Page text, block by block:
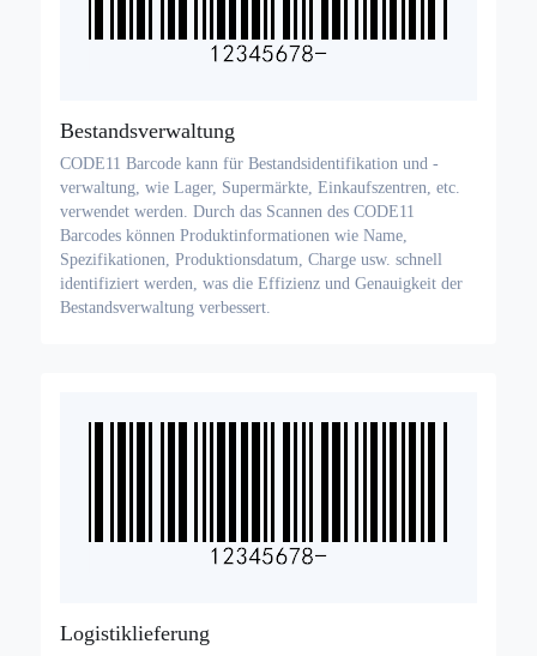
Bestandsverwaltung
CODE11 Barcode kann für Bestandsidentifikation und -
verwaltung, wie Lager, Supermärkte, Einkaufszentren, etc.
verwendet werden. Durch das Scannen des CODE11
Barcodes können Produktinformationen wie Name,
Spezifikationen, Produktionsdatum, Charge usw. schnell
identifiziert werden, was die Effizienz und Genauigkeit der
Bestandsverwaltung verbessert.
Logistiklieferung